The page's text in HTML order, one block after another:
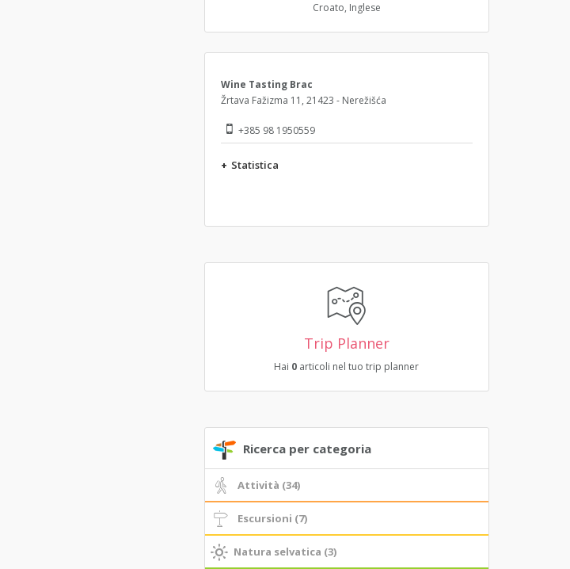
Croato, Inglese
Wine Tasting Brac
Žrtava Fažizma 11, 21423 - Nerežišća
+385 98 1950559
+ Statistica
Trip Planner
Hai 0 articoli nel tuo trip planner
Ricerca per categoria
Attività (34)
Escursioni (7)
Natura selvatica (3)